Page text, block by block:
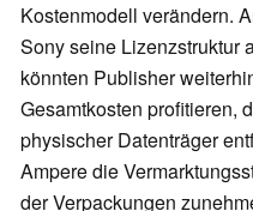
Kostenmodell verändern.
Sony seine Lizenzstruktur
könnten Publisher
Gesamtkosten profitieren,
physischer Datenträger
Ampere die
der Verpackungen